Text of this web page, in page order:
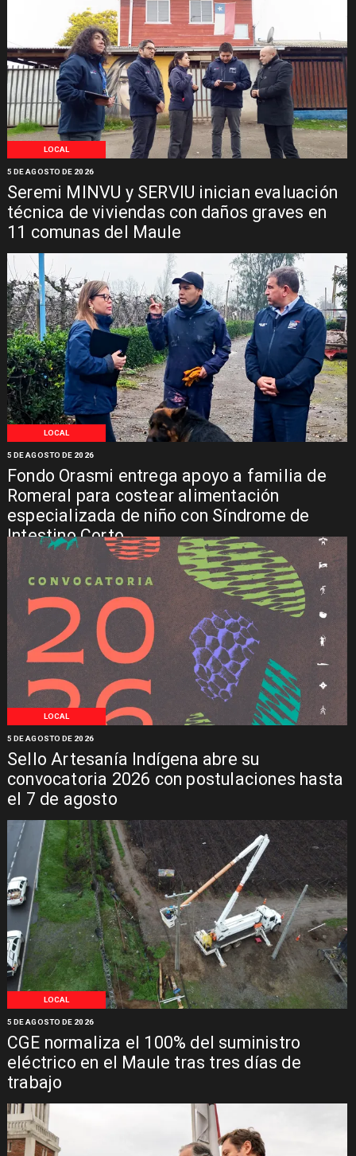
LOCAL
Seremi MINVU y SERVIU inician evaluación
técnica de viviendas con daños graves en
11 comunas del Maule
5 DE AGOSTO DE 2026
LOCAL
Fondo Orasmi entrega apoyo a familia de
Romeral para costear alimentación
especializada de niño con Síndrome de
Intestino Corto
5 DE AGOSTO DE 2026
LOCAL
Sello Artesanía Indígena abre su
convocatoria 2026 con postulaciones hasta
el 7 de agosto
5 DE AGOSTO DE 2026
LOCAL
CGE normaliza el 100% del suministro
eléctrico en el Maule tras tres días de
trabajo
5 DE AGOSTO DE 2026